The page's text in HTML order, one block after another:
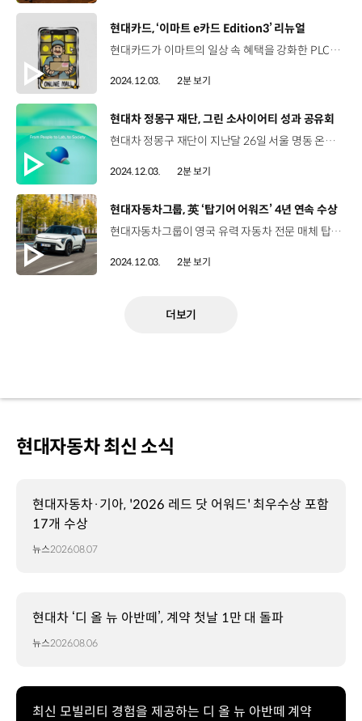
[동영상]
현대카드, ‘이마트 e카드 Edition3’ 리뉴얼
현대카드가 이마트의 일상 속 혜택을 강화한 PLCC, '이마트 e카드 Plus' 와 '이마트 e카드 Basic' 2종을 공개했습니다. '이마트 e카드'는 지난 2015년 현대카드와 이마트가 선보인 대한민국 유통사 최초 PLCC로, 지금까지 100만장 넘게 발급되는 등 수많은 고객들에게 꾸준히 사랑 받아 왔는데요. 새롭게 선보인 상품은 가족 단위 소비가 많은 이마트 단골 회원에게 최적화된 혜택으로 구성됐습니다. 직접 마트에서 장을 보는 것은 물론 병원, 학원 등 가족 중심의 소비가 늘어난 3040 트렌드를 반영해, 온라인몰, 병원·약국, 학원 등 일상 업종에서 신세계포인트를 적립할 수 있도록 한 것이 특징입니다. 플레이트 디자인은 이마트의 주요 상품과 CI를 결합해 표현한 4종으로 출시됐는데요, 현대카드가 이마트와 함께 진행하는 연말 이벤트 등 자세한 내용은 현대카드 앱이나 홈페이지에서 확인할 수 있습니다.
2024.12.03. 2분 보기
[동영상]
현대차 정몽구 재단, 그린 소사이어티 성과 공유회
현대차 정몽구 재단이 지난달 26일 서울 명동 온드림 소사이어티에서 ‘그린 소사이어티’ 첫 성과 공유회를 가졌습니다. 그린 소사이어티는 전 지구적 기후변화에 대응하고자 기후테크 분야 기업가형 연구자를 육성하고 창업 등 사업화 도전을 지원하는 현대차 정몽구 재단의 사회혁신 프로젝트인데요. 성과 공유회에는 현대차 정몽구 재단 관계자와 기후위기 대응 및 기후테크 인재 육성에 앞장서는 각 분야 전문가들이 참석했습니다. 이날 행사는 그린 소사이어티 3년 간의 육성 기간 중 첫 해를 마무리하는 시간이었는데요, People to Lab, Lab to Society를 주제로 그린 소사이어티 9개 연구팀이, 각 팀의 기술 개발과 성과, 향후 계획 발표 등을 진행했습니다. 현대차 정몽구 재단은 앞으로도 ‘그린 소사이어티’를 통해 연구자들이 사업화 단계로 도약하고, 글로벌 기후 기술 시장에서 주도적인 역할을 할 수 있도록 꾸준한 지원을 이어갈 계획입니다.
2024.12.03. 2분 보기
[동영상]
현대자동차그룹, 英 ‘탑기어 어워즈’ 4년 연속 수상
현대자동차그룹이 영국 유력 자동차 전문 매체 탑기어(Top Gear)가 주관하는 ‘2024 탑기어 어워즈’에서 현대자동차 싼타페가 ‘올해의 SUV’, 기아 EV3가 ‘올해의 크로스오버’로 각각 선정되며 4년 연속 수상의 영예를 안았습니다. 탑기어는 싼타페가 차별화된 박스형 디자인과 동급 최고의 실내 공간, 첨단 주행보조 시스템 등 다양한 안전, 편의 사양이 탑재돼 운전자에게 편안한 주행 경험을 제공한다고 평가했는데요, 뿐만 아니라, 도심과 야외 활동 모두에 어울리는 다재다능한 차량이라며 극찬했습니다. 기아 EV3는 치열한 전기차 시장에서 기술력을 인정받아 ‘올해의 크로스오버’로 선정됐는데요, 기아 전기차 중 가장 긴 1회 충전 주행거리와 혁신적인 디자인, 넉넉한 실내 공간 등이 높은 평가를 받았습니다. 현대자동차그룹은 이번 수상을 통해 글로벌 시장에서 기술력과 디자인 경쟁력을 다시 한번 입증했으며, 앞으로도 고객 삶의 질을 향상시키는 혁신적인 제품 개발에 매진해나갈 계획입니다.
2024.12.03. 2분 보기
더보기
현대자동차 최신 소식
현대자동차·기아, '2026 레드 닷 어워드' 최우수상 포함
17개 수상
뉴스2026.08.07
현대차 ‘디 올 뉴 아반떼’, 계약 첫날 1만 대 돌파
뉴스2026.08.06
최신 모빌리티 경험을 제공하는 디 올 뉴 아반떼 계약